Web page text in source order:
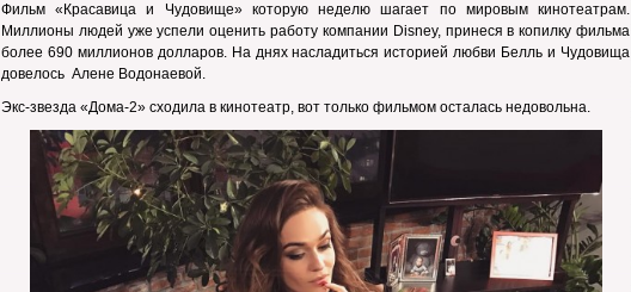
Фильм «Красавица и Чудовище» которую неделю шагает по мировым кинотеатрам.
Миллионы людей уже успели оценить работу компании Disney, принеся в копилку фильма
более 690 миллионов долларов. На днях насладиться историей любви Белль и Чудовища
довелось Алене Водонаевой.
Экс-звезда «Дома-2» сходила в кинотеатр, вот только фильмом осталась недовольна.